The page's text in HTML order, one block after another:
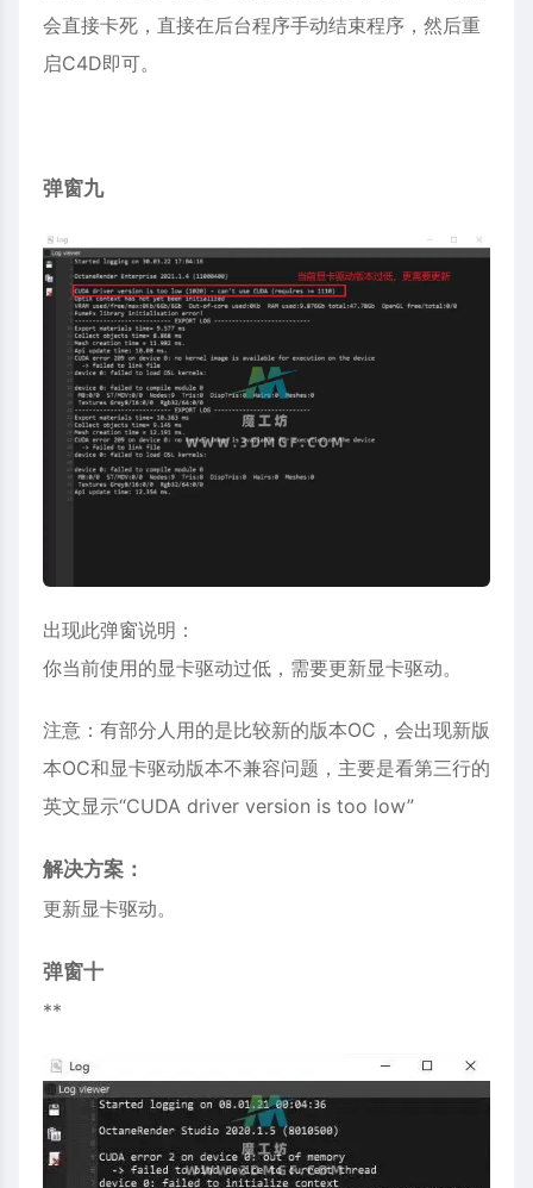
会直接卡死，直接在后台程序手动结束程序，然后重
启C4D即可。
弹窗九
出现此弹窗说明：
你当前使用的显卡驱动过低，需要更新显卡驱动。
注意：有部分人用的是比较新的版本OC，会出现新版
本OC和显卡驱动版本不兼容问题，主要是看第三行的
英文显示“CUDA driver version is too low”
解决方案：
更新显卡驱动。
弹窗十
**